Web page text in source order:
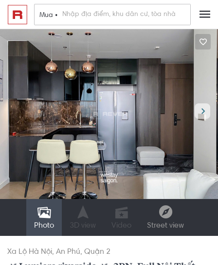
Mua •
Photo 3D view Video Street view
Xa Lộ Hà Nội An Phú Quận 2